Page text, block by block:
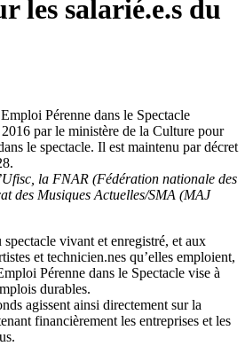
les salarié.e.s du
Pérenne dans le Spectacle
par le ministère de la Culture pour
le spectacle. Il est maintenu par décret
la FNAR (Fédération nationale des
des Musiques Actuelles/SMA (MAJ
vivant et enregistré, et aux
et technicien.nes qu’elles emploient,
Pérenne dans le Spectacle vise à
durables.
agissent ainsi directement sur la
financièrement les entreprises et les